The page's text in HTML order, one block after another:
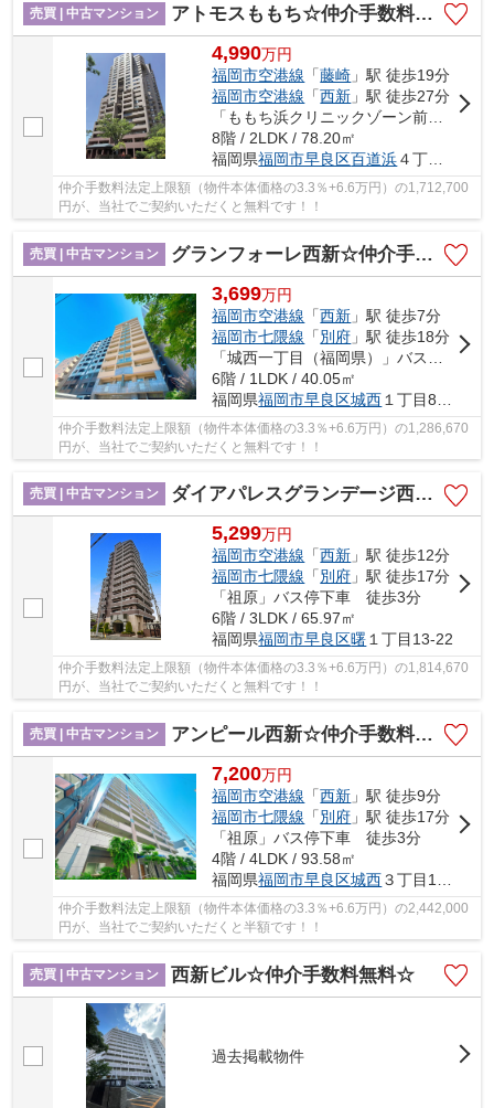
売買 | 中古マンション アトモスももち☆仲介手数料無料☆
4,990万円
福岡市空港線 「藤崎 」駅 徒歩19分
福岡市空港線 「西新 」駅 徒歩27分
8階 / 2LDK / 78.20㎡
福岡県福岡市早良区百道浜４丁目31-10
仲介手数料法定上限額（物件本体価格の3.3％+6.6万円）の1,712,700
円が、当社でご契約いただくと無料です！！
売買 | 中古マンション グランフォーレ西新☆仲介手数料無料☆
3,699万円
福岡市空港線 「西新 」駅 徒歩7分
福岡市七隈線 「別府 」駅 徒歩18分
6階 / 1LDK / 40.05㎡
福岡県福岡市早良区城西 １丁目8-14
仲介手数料法定上限額（物件本体価格の3.3％+6.6万円）の1,286,670
円が、当社でご契約いただくと無料です！！
売買 | 中古マンション ダイアパレスグランデージ西新II
5,299万円
福岡市空港線 「西新 」駅 徒歩12分
福岡市七隈線 「別府 」駅 徒歩17分
「祖原」バス停下車 徒歩3分
6階 / 3LDK / 65.97㎡
福岡県福岡市早良区曙１丁目13-22
仲介手数料法定上限額（物件本体価格の3.3％+6.6万円）の1,814,670
円が、当社でご契約いただくと無料です！！
売買 | 中古マンション アンピール西新☆仲介手数料半額☆
7,200万円
福岡市空港線 「西新 」駅 徒歩9分
福岡市七隈線 「別府 」駅 徒歩17分
「祖原」バス停下車 徒歩3分
4階 / 4LDK / 93.58㎡
福岡県福岡市早良区城西３丁目12-27
仲介手数料法定上限額（物件本体価格の3.3％+6.6万円）の2,442,000
円が、当社でご契約いただくと半額です！！
売買 | 中古マンション 西新ビル☆仲介手数料無料☆
過去掲載物件